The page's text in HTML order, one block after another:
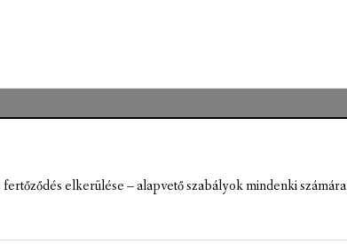
elkerülése – alapvető szabályok mindenki számára